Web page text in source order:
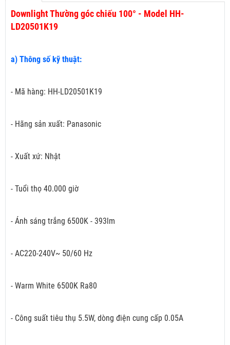
Downlight Thường góc chiếu 100° - Model HH-
LD20501K19
a) Thông số kỹ thuật:
- Mã hàng: HH-LD20501K19
- Hãng sản xuất: Panasonic
- Xuất xứ: Nhật
- Tuổi thọ 40.000 giờ
- Ánh sáng trắng 6500K - 393lm
- AC220-240V~ 50/60 Hz
- Warm White 6500K Ra80
- Công suất tiêu thụ 5.5W, dòng điện cung cấp 0.05A